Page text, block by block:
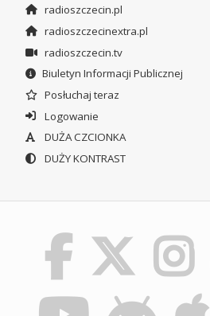
radioszczecin.pl
radioszczecinextra.pl
radioszczecin.tv
Biuletyn Informacji Publicznej
Posłuchaj teraz
Logowanie
DUŻA CZCIONKA
DUŻY KONTRAST